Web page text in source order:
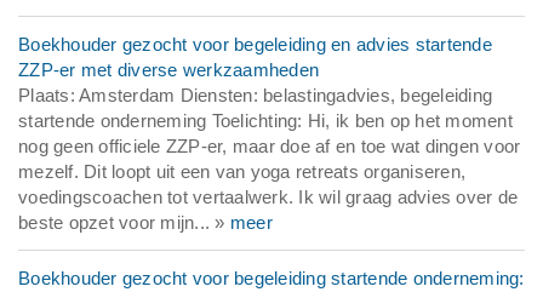
Boekhouder gezocht voor begeleiding en advies startende
ZZP-er met diverse werkzaamheden
Plaats: Amsterdam Diensten: belastingadvies, begeleiding
startende onderneming Toelichting: Hi, ik ben op het moment
nog geen officiele ZZP-er, maar doe af en toe wat dingen voor
mezelf. Dit loopt uit een van yoga retreats organiseren,
voedingscoachen tot vertaalwerk. Ik wil graag advies over de
beste opzet voor mijn... » meer
Boekhouder gezocht voor begeleiding startende onderneming: